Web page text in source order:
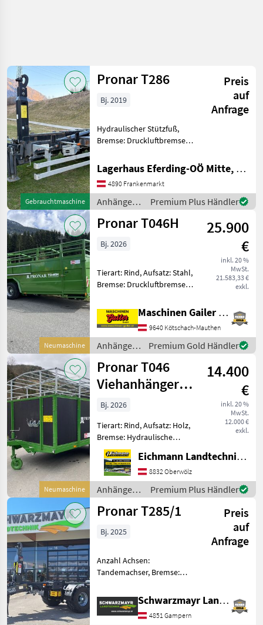
Gebrauchtmaschine
Pronar T286
Preis
auf
Anfrage
Bj. 2019
Hydraulischer Stützfuß,
Bremse: Druckluftbremse
PRIVATVERKAUF Anhänger
Hakenliftanhänger
Lagerhaus Eferding-OÖ Mitte, Frankenmarkt
4890 Frankenmarkt
Anhänger /
Pronar
Premium Plus Händler
Neumaschine
Pronar T046H
25.900
€
inkl. 20 %
MwSt.
21.583,33 €
exkl.
Bj. 2026
Tierart: Rind, Aufsatz: Stahl,
Bremse: Druckluftbremse,
Typenschein, Hydraulischer
Stützfuß, Plane
Großviehanhänger mit
folgender Ausstattung: *
Riffelblech
Maschinen Gailer GmbH
9640 Kötschach-Mauthen
Anhänger /
Pronar
Premium Gold Händler
Neumaschine
Pronar T046
Viehanhänger
mit Holzwände
14.400
€
inkl. 20 %
MwSt.
12.000 €
exkl.
Bj. 2026
Tierart: Rind, Aufsatz: Holz,
Bremse: Hydraulische
Bremse, Beleuchtung,
Planenaufbau, Plane Sofort
Verfügbar! Pronar T046
Viehanhänger mit
wasserdichtem Sperrholz.
Au
Eichmann Landtechnik GmbH
8832 Oberwölz
Anhänger /
Pronar
Premium Plus Händler
Pronar T285/1
Preis
auf
Anfrage
Bj. 2025
Anzahl Achsen:
Tandemachser, Bremse:
Typenschein, Hydraulischer
Stützfuß, Lenkachse EDV:
70221 Hakenliftanhänger
Schwarzmayr Landtechnik GmbH - Gampern
4851 Gampern